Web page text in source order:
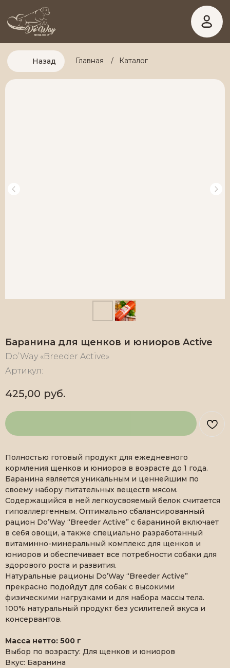
Назад Главная Каталог
/
Баранина для щенков и юниоров Active
Do’Way «Breeder Active»
Артикул:
425,00 руб.
Полностью готовый продукт для ежедневного
кормления щенков и юниоров в возрасте до 1 года.
Баранина является уникальным и ценнейшим по
своему набору питательных веществ мясом.
Содержащийся в ней легкоусвояемый белок считается
гипоаллергенным. Оптимально сбалансированный
рацион Do’Way “Breeder Active” с бараниной включает
в себя овощи, а также специально разработанный
витаминно-минеральный комплекс для щенков и
юниоров и обеспечивает все потребности собаки для
здорового роста и развития.
Натуральные рационы Do’Way “Breeder Active”
прекрасно подойдут для собак с высокими
физическими нагрузками и для набора массы тела.
100% натуральный продукт без усилителей вкуса и
консервантов.
Масса нетто: 500 г
Выбор по возрасту: Для щенков и юниоров
Вкус: Баранина